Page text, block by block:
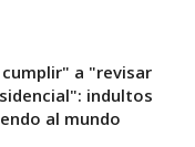
a "revisar
indultos
al mundo